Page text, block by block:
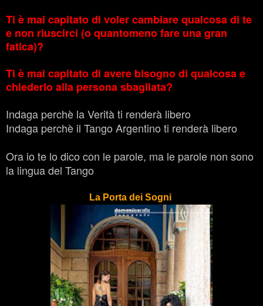
Ti è mai capitato di voler cambiare qualcosa di te
e non riuscirci (o quantomeno fare una gran
fatica)?
Ti è mai capitato di avere bisogno di qualcosa e
chiederlo alla persona sbagliata?
Indaga perchè la Verità ti renderà libero
Indaga perchè il Tango Argentino ti renderà libero
Ora io te lo dico con le parole, ma le parole non sono
la lingua del Tango
La Porta dei Sogni